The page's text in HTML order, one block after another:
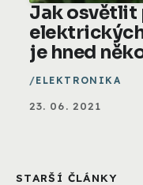
Jak osvětlit
je hned
ELEKTRONIKA
23. 06. 2021
STARŠÍ ČLÁNKY